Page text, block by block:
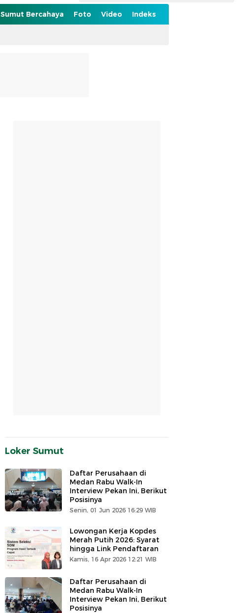
Sumut Bercahaya Foto Video Indeks
Loker Sumut
Daftar Perusahaan di
Medan Rabu Walk-In
Interview Pekan Ini, Berikut
Posisinya
Senin, 01 Jun 2026 16:29 WIB
Lowongan Kerja Kopdes
Merah Putih 2026: Syarat
hingga Link Pendaftaran
Kamis, 16 Apr 2026 12:21 WIB
Daftar Perusahaan di
Medan Rabu Walk-In
Interview Pekan Ini, Berikut
Posisinya